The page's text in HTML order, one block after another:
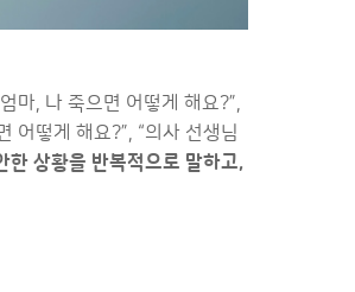
마, 나 죽으면 어떻게 해요?”,
어떻게 해요?”, “의사 선생님
한 상황을 반복적으로 말하고,